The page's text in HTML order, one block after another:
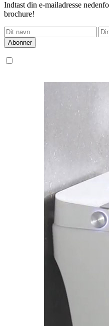
Indtast din e-mailadresse
brochure!
Abonner